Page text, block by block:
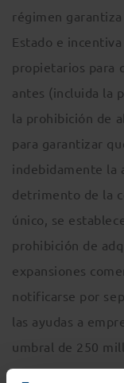
régimen
Estado e
propietarios para
antes (incluida la
la prohibición de
para garantizar
indebidamente la
detrimento de la
único, se
prohibición de
expansiones
notificarse por
las ayudas a
umbral de 250